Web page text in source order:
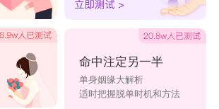
未必益，安心静守候，来日藤飞起。
莫烦愁，调身又养息，未来有千金。
签
85签 观音灵签第86签
87签 观音灵签第88签
命中注定另一半
单身姻缘大解析
适时把握脱单时机和方法